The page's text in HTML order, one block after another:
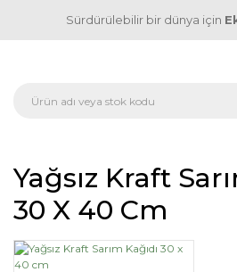
Sürdürülebilir bir dünya için
Yağsız Kraft
30 X 40 Cm